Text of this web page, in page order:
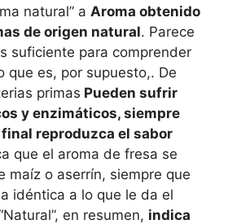
natural” a Aroma obtenido
de origen natural. Parece
suficiente para comprender
que es, por supuesto,. De
primas Pueden sufrir
y enzimáticos, siempre
reproduzca el sabor
que el aroma de fresa se
maíz o aserrín, siempre que
idéntica a lo que le da el
en resumen, indica